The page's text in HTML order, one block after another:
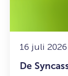
16 juli 2026
De
Don
Ceder